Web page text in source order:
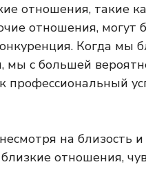
отношения, такие
отношения, могут
Когда мы
с большей
профессиональный
на близость
отношения,